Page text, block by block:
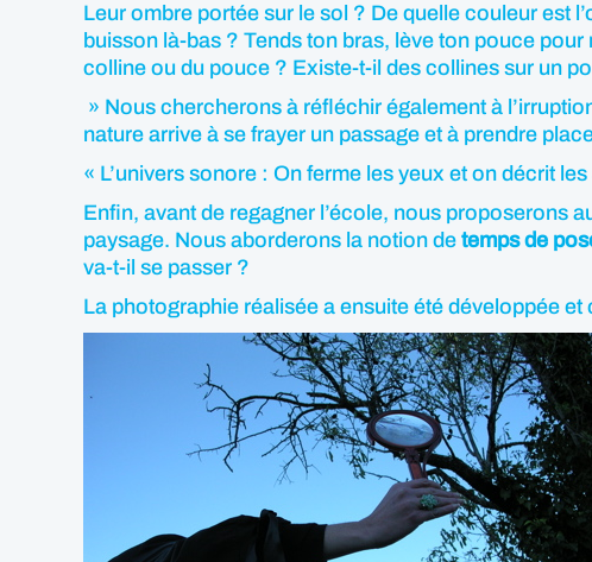
Leur ombre portée sur le sol ? De quelle couleur est
buisson là-bas ? Tends ton bras, lève ton pouce
colline ou du pouce ? Existe-t-il des collines sur un
» Nous chercherons à réfléchir également à
nature arrive à se frayer un passage et à prendre
« L’univers sonore : On ferme les yeux et on décrit les
Enfin, avant de regagner l’école, nous proposerons
paysage. Nous aborderons la notion de temps de
va-t-il se passer ?
La photographie réalisée a ensuite été développée